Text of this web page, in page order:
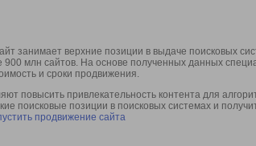
занимает верхние позиции в выдаче поисковых
млн сайтов. На основе полученных данных
и сроки продвижения.
повысить привлекательность контента для
поисковые позиции в поисковых системах и
продвижение сайта